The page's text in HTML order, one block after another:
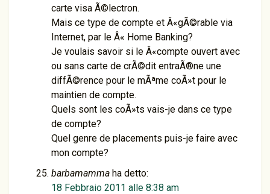
carte visa Ã©lectron.
Mais ce type de compte et Â«gÃ©rable via
Internet, par le Â« Home Banking?
Je voulais savoir si le Â«compte ouvert avec
ou sans carte de crÃ©dit entraÃ®ne une
diffÃ©rence pour le mÃªme coÃ»t pour le
maintien de compte.
Quels sont les coÃ»ts vais-je dans ce type
de compte?
Quel genre de placements puis-je faire avec
mon compte?
barbamamma ha detto:
18 Febbraio 2011 alle 8:38 am